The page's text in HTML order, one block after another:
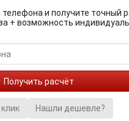
и получите точный
+ возможность
Нашли дешевле?